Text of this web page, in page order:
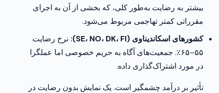
بیشتر به رضایت به‌طور کلی، که بخشی از آن به اجرای
مقرراتی کمتر تهاجمی مربوط می‌شود.
کشورهای اسکاندیناوی (SE، NO، DK، FI):
نرخ رضایت
۵۵–۶۵٪. جمعیت‌های آگاه به حریم خصوصی اما عملگرا
در مورد اشتراک‌گذاری داده.
تأثیر بر درآمد چشمگیر است. یک نمایش بدون رضایت در